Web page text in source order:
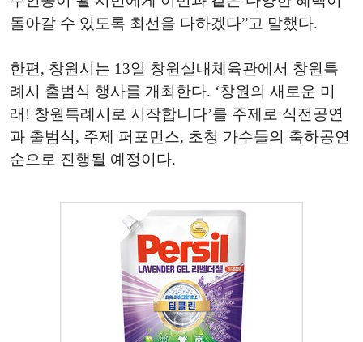
돌아갈 수 있도록 최선을 다하겠다”고 말했다.
한편, 창원시는 13일 창원실내체육관에서 창원특
례시 출범식 행사를 개최한다. ‘창원의 새로운 미
래! 창원특례시로 시작합니다’를 주제로 식전공연
과 출범식, 주제 퍼포먼스, 초청 가수들의 축하공연
순으로 진행될 예정이다.